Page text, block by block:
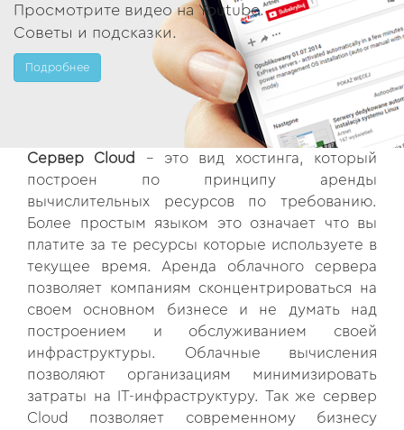
Просмотрите видео на Youtube.
Советы и подсказки.
Подробнее
Сервер Cloud
- это вид хостинга, который
построен по принципу аренды
вычислительных ресурсов по требованию.
Более простым языком это означает что вы
платите за те ресурсы которые используете в
текущее время. Аренда облачного сервера
позволяет компаниям сконцентрироваться на
своем основном бизнесе и не думать над
построением и обслуживанием своей
инфраструктуры. Облачные вычисления
позволяют организациям минимизировать
затраты на IT-инфраструктуру. Так же сервер
Cloud позволяет современному бизнесу